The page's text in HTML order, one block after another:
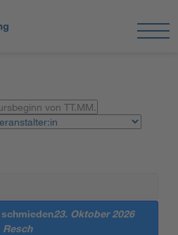
23. Oktober 2026